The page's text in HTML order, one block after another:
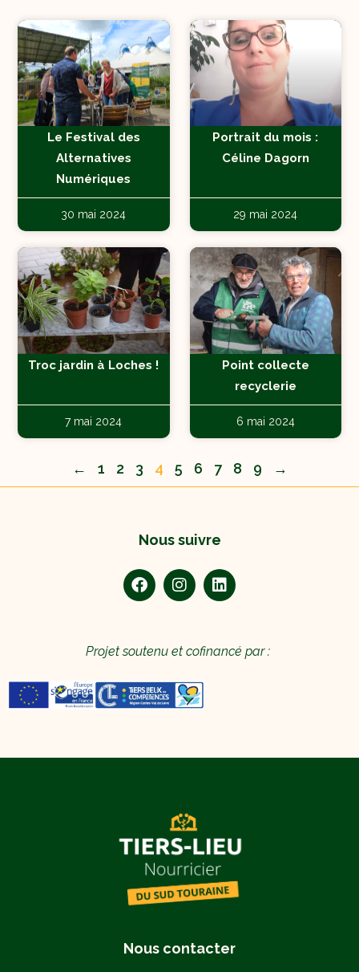
Le Festival des
Alternatives
Numériques
30 mai 2024
Portrait du mois :
Céline Dagorn
29 mai 2024
Troc jardin à Loches !
7 mai 2024
Point collecte
recyclerie
6 mai 2024
← 1 2 3 4 5 6 7 8 9 →
Nous contacter
Nous suivre
Projet soutenu et cofinancé par :